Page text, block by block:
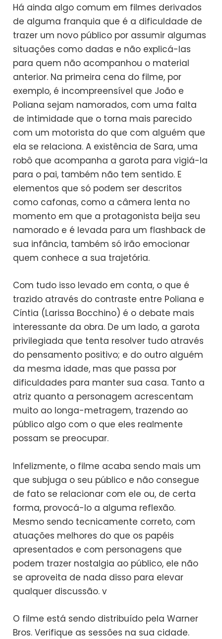
Há ainda algo comum em filmes derivados
de alguma franquia que é a dificuldade de
trazer um novo público por assumir algumas
situações como dadas e não explicá-las
para quem não acompanhou o material
anterior. Na primeira cena do filme, por
exemplo, é incompreensível que João e
Poliana sejam namorados, com uma falta
de intimidade que o torna mais parecido
com um motorista do que com alguém que
ela se relaciona. A existência de Sara, uma
robô que acompanha a garota para vigiá-la
para o pai, também não tem sentido. E
elementos que só podem ser descritos
como cafonas, como a câmera lenta no
momento em que a protagonista beija seu
namorado e é levada para um flashback de
sua infância, também só irão emocionar
quem conhece a sua trajetória.
Com tudo isso levado em conta, o que é
trazido através do contraste entre Poliana e
Cíntia (Larissa Bocchino) é o debate mais
interessante da obra. De um lado, a garota
privilegiada que tenta resolver tudo através
do pensamento positivo; e do outro alguém
da mesma idade, mas que passa por
dificuldades para manter sua casa. Tanto a
atriz quanto a personagem acrescentam
muito ao longa-metragem, trazendo ao
público algo com o que eles realmente
possam se preocupar.
Infelizmente, o filme acaba sendo mais um
que subjuga o seu público e não consegue
de fato se relacionar com ele ou, de certa
forma, provocá-lo a alguma reflexão.
Mesmo sendo tecnicamente correto, com
atuações melhores do que os papéis
apresentados e com personagens que
podem trazer nostalgia ao público, ele não
se aproveita de nada disso para elevar
qualquer discussão. v
O filme está sendo distribuído pela Warner
Bros. Verifique as sessões na sua cidade.